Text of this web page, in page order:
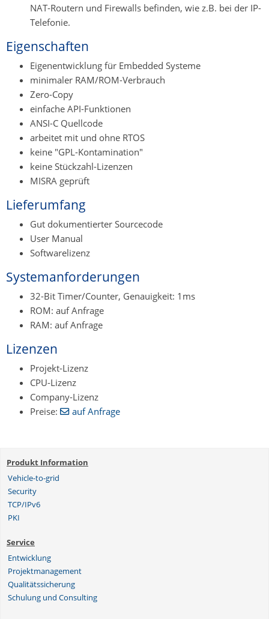
NAT-Routern und Firewalls befinden, wie z.B. bei der IP-
Telefonie.
Eigenschaften
Eigenentwicklung für Embedded Systeme
minimaler RAM/ROM-Verbrauch
Zero-Copy
einfache API-Funktionen
ANSI-C Quellcode
arbeitet mit und ohne RTOS
keine "GPL-Kontamination"
keine Stückzahl-Lizenzen
MISRA geprüft
Lieferumfang
Gut dokumentierter Sourcecode
User Manual
Softwarelizenz
Systemanforderungen
32-Bit Timer/Counter, Genauigkeit: 1ms
ROM: auf Anfrage
RAM: auf Anfrage
Lizenzen
Projekt-Lizenz
CPU-Lizenz
Company-Lizenz
Preise:
auf Anfrage
Produkt Information
Vehicle-to-grid
Security
TCP/IPv6
PKI
Service
Entwicklung
Projektmanagement
Qualitätssicherung
Schulung und Consulting